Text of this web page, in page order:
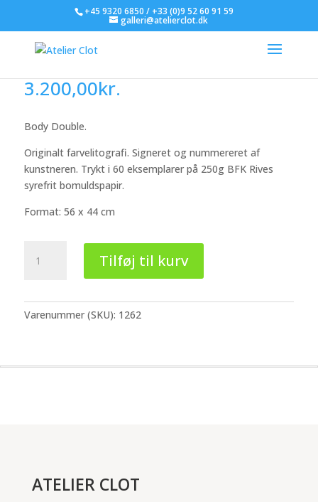
+45 9320 6850 / +33 (0)9 52 60 91 59
galleri@atelierclot.dk
Jan Sivertsen
3.200,00kr.
Body Double.
Originalt farvelitografi. Signeret og nummereret af
kunstneren. Trykt i 60 eksemplarer på 250g BFK Rives
syrefrit bomuldspapir.
Format: 56 x 44 cm
Sivertsen
Tilføj til kurv
Varenummer (SKU): 1262
ATELIER CLOT